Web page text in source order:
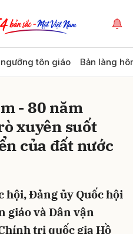
tôn giáo Bản làng
- 80 năm
xuyên suốt
của đất nước
hội, Đảng ủy Quốc hội
giáo và Dân vận
trị quốc gia Hồ